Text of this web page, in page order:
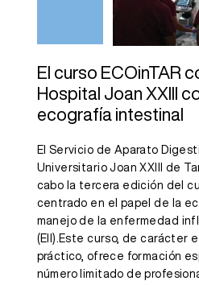
XXIII
El curso ECOinTAR
Hospital Joan XXIII
ecografía intestinal
El Servicio de Aparato
Universitario Joan XXIII de
cabo la tercera edición del
centrado en el papel de la
manejo de la enfermedad
(EII).Este curso, de carácter
práctico, ofrece formación
número limitado de